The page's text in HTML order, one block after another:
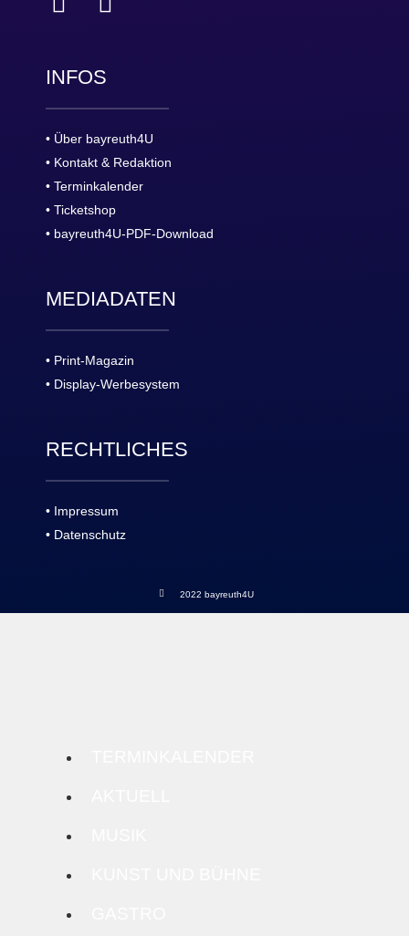
INFOS
• Über bayreuth4U
• Kontakt & Redaktion
• Terminkalender
• Ticketshop
• bayreuth4U-PDF-Download
MEDIADATEN
• Print-Magazin
• Display-Werbesystem
RECHTLICHES
• Impressum
• Datenschutz
2022 bayreuth4U